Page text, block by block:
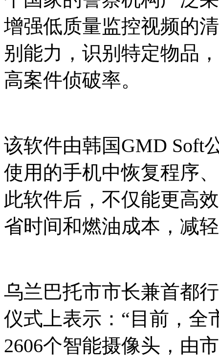
增强低质量监控视频的
别能力，识别特定物品
高案件侦破率。
该软件由韩国GMD Soft
使用的手机中恢复程序
此软件后，不仅能更高
省时间和燃油成本，减
乌兰巴托市市长兼首都
仪式上表示：“目前，全
2606个智能摄像头，由